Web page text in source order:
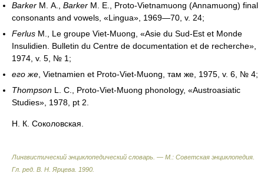
Barker M. A., Barker M. E., Proto-Vietnamuong (Annamuong) final
consonants and vowels, «Lingua», 1969—70, v. 24;
Ferlus M., Le groupe Viet-Muong, «Asie du Sud-Est et Monde
Insulidien. Bulletin du Centre de documentation et de recherche»,
1974, v. 5, № 1;
его же Vietnamien et Proto-Viet-Muong, там же, 1975, v. 6, № 4;
Thompson L. C., Proto-Viet-Muong phonology, «Austroasiatic
Studies», 1978, pt 2.
Н. К. Соколовская.
Лингвистический энциклопедический словарь. — М.: Советская энциклопедия
Гл. ред. В. Н. Ярцева 1990